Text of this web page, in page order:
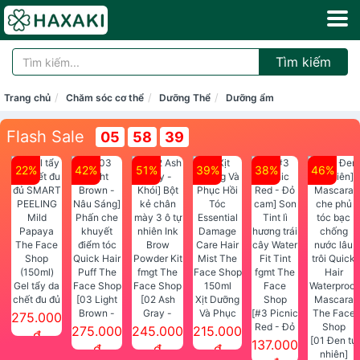
Tìm kiếm
Trang chủ Chăm sóc cơ thể Dưỡng Thể Dưỡng ẩm
Flash Sale 05 58 39
22%
Gel tẩy da
chết đu đủ
SMART
PEELING
275.000
đ
42%
[03 Light
Brown -
Nâu Sáng]
Phấn che
275.000
đ
51%
[02 Ash
Gray -
Khói] Bột
kẻ chân
245.000
đ
39%
Xịt Dưỡng
Và Phục
Hồi Tóc
Essential
215.000
đ
38%
[#3 Picnic
Red - Đỏ
cam] Son
137.000
46%
[01 Đen tự
nhiên]